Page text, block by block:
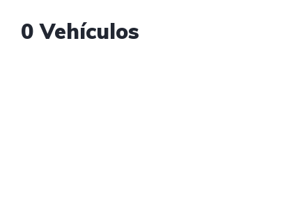
0 Vehículos